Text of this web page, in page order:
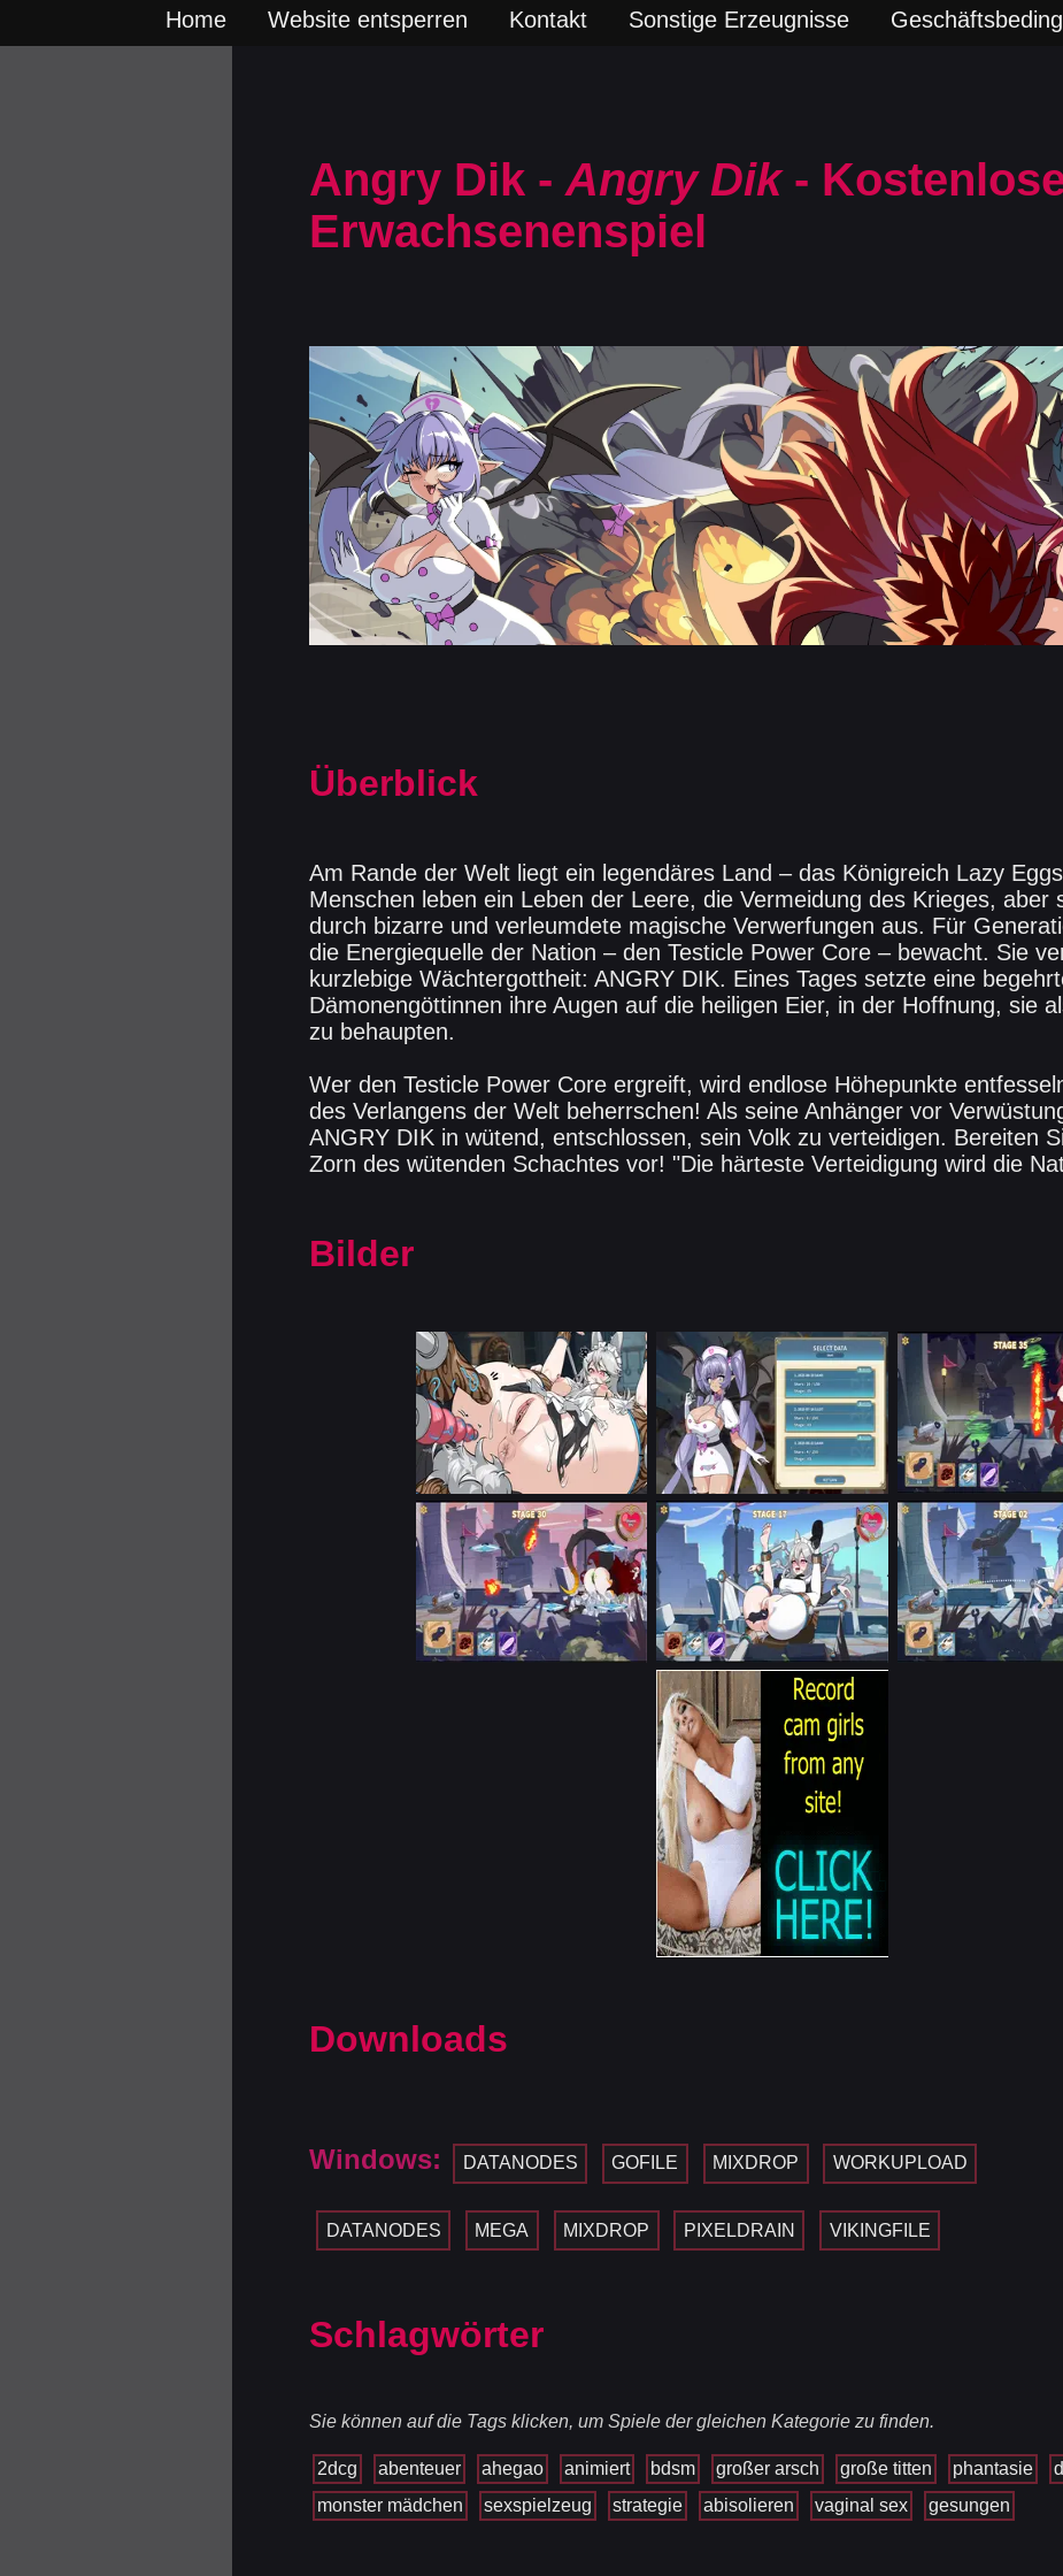
Home Website entsperren Kontakt Sonstige Erzeugnisse
Angry Dik - Angry Dik-
Erwachsenenspiel
Überblick
Am Rande der Welt liegt ein legendäres Land – das Königreich Lazy
Menschen leben ein Leben der Leere, die Vermeidung des Krieges, aber
durch bizarre und verleumdete magische Verwerfungen aus. Für
die Energiequelle der Nation – den Testicle Power Core – bewacht. Sie
kurzlebige Wächtergottheit: ANGRY DIK. Eines Tages setzte eine
Dämonengöttinnen ihre Augen auf die heiligen Eier, in der Hoffnung, sie
zu behaupten.
Wer den Testicle Power Core ergreift, wird endlose Höhepunkte
des Verlangens der Welt beherrschen! Als seine Anhänger vor
ANGRY DIK in wütend, entschlossen, sein Volk zu verteidigen. Bereiten
Zorn des wütenden Schachtes vor! "Die härteste Verteidigung wird die
Bilder
Downloads
Windows: DATANODES GOFILE MIXDROP WORKUPLOAD
DATANODES MEGA MIXDROP PIXELDRAIN VIKINGFILE
Schlagwörter
Sie können auf die Tags klicken, um Spiele der gleichen Kategorie zu finden.
2dcg abenteuer ahegao animiert bdsm großer arsch große titten phantasie
monster mädchen
sexspielzeug strategie abisolieren vaginal sex gesungen